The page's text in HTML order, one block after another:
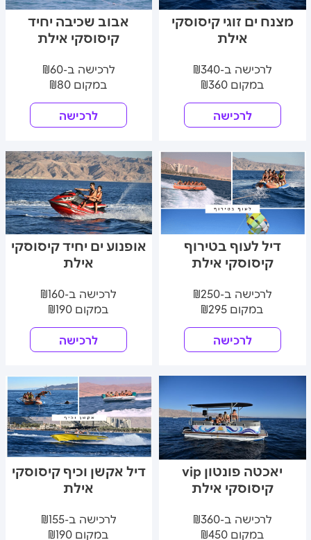
אבוב שכיבה יחיד
קיסוסקי אילת
לרכישה ב-₪60
במקום ₪80
לרכישה
מצנח ים זוגי קיסוסקי
אילת
לרכישה ב-₪340
במקום ₪360
לרכישה
אופנוע ים יחיד קיסוסקי
אילת
לרכישה ב-₪160
במקום ₪190
לרכישה
דיל לעוף בטירוף
קיסוסקי אילת
לרכישה ב-₪250
במקום ₪295
לרכישה
דיל אקשן וכיף קיסוסקי
אילת
לרכישה ב-₪155
במקום ₪190
יאכטה פונטון vip
קיסוסקי אילת
לרכישה ב-₪360
במקום ₪450